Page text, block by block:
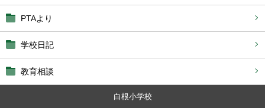
PTAより
学校日記
教育相談
白根小学校